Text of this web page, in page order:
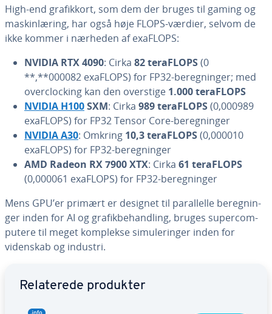
High-end gra­fik­kort, som dem der bruges til gaming og
ma­skin­læ­ring, har også høje FLOPS-værdier, selvom de
ikke kommer i nærheden af exaFLOPS:
NVIDIA RTX 4090: Cirka 82 teraFLOPS(0
**,**000082 exaFLOPS) for FP32-be­reg­nin­ger; med
overclo­ck­ing kan den overstige 1.000 teraFLOPS
NVIDIA H100SXM: Cirka 989 teraFLOPS(0,000989
exaFLOPS) for FP32 Tensor Core-be­reg­nin­ger
NVIDIA A30: Omkring 10,3 teraFLOPS(0,000010
exaFLOPS) for FP32-be­reg­nin­ger
AMD Radeon RX 7900 XTX: Cirka 61 teraFLOPS
(0,000061 exaFLOPS) for FP32-be­reg­nin­ger
Mens GPU’er primært er designet til pa­ral­lel­le be­reg­nin­
ger inden for AI og gra­fik­be­hand­ling, bruges su­percom­
pu­te­re til meget komplekse si­mu­le­rin­ger inden for
videnskab og industri.
Re­la­te­re­de produkter